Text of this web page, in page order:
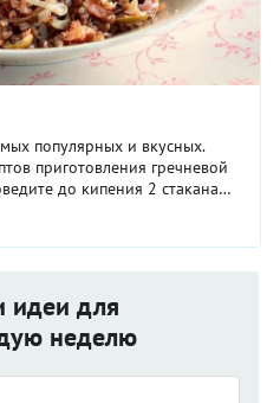
популярных и вкусных.
приготовления гречневой
до кипения 2 стакана
нее ...
идеи для
неделю